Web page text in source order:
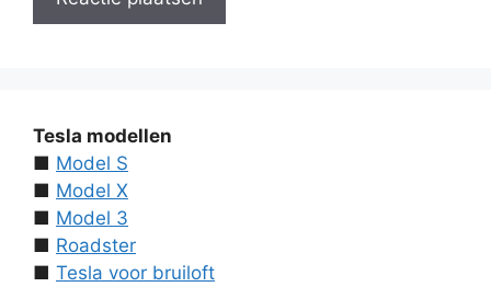
Tesla modellen
■ Model S
■ Model X
■ Model 3
■ Roadster
■ Tesla voor bruiloft